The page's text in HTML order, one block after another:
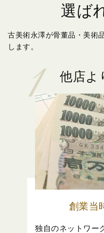
選ば
古美術永澤が骨董品・美術
します。
他店よ
創業当
独自のネットワー